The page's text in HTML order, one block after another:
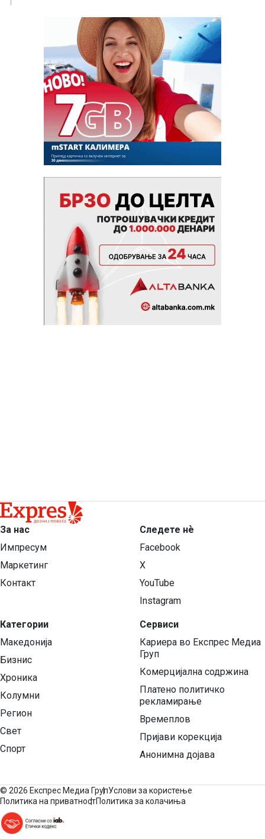
За нас
Импресум
Маркетинг
Контакт
Категории
Македонија
Бизнис
Хроника
Колумни
Регион
Свет
Спорт
Следете нѐ
Facebook
X
YouTube
Instagram
Сервиси
Кариера во Експрес Медиа
Груп
Комерцијална содржина
Платено политичко
рекламирање
Времеплов
Пријави корекција
Анонимна дојава
© 2026 Експрес Медиа ГрупУслови за користење
Политика на приватностПолитика за колачиња